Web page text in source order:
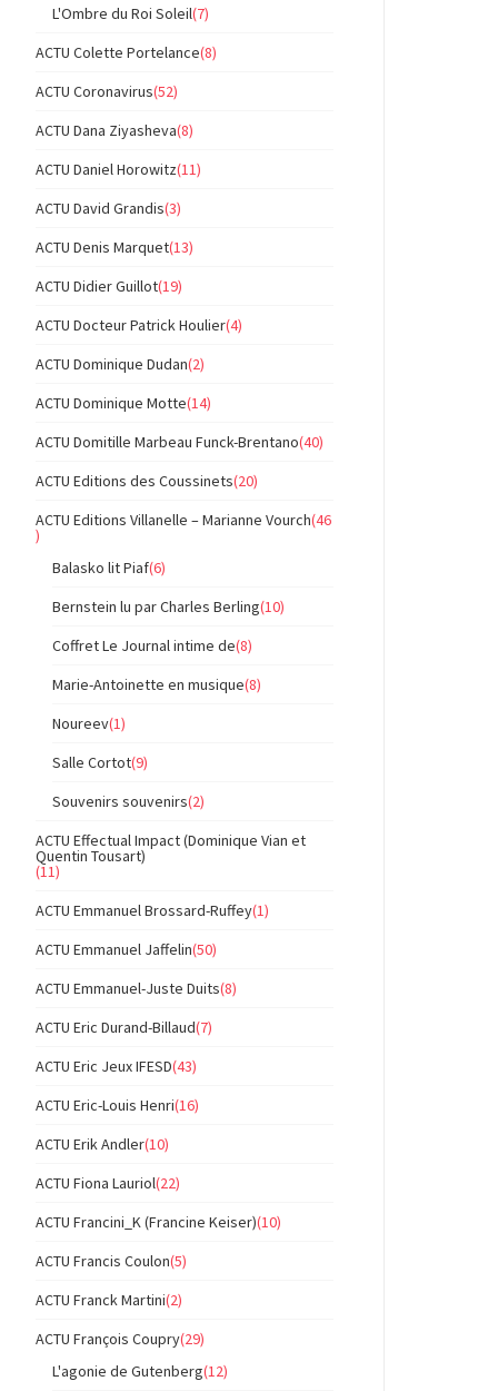
L'Ombre du Roi Soleil(7)
ACTU Colette Portelance(8)
ACTU Coronavirus(52)
ACTU Dana Ziyasheva(8)
ACTU Daniel Horowitz(11)
ACTU David Grandis(3)
ACTU Denis Marquet(13)
ACTU Didier Guillot(19)
ACTU Docteur Patrick Houlier(4)
ACTU Dominique Dudan(2)
ACTU Dominique Motte(14)
ACTU Domitille Marbeau Funck-Brentano(40)
ACTU Editions des Coussinets(20)
ACTU Editions Villanelle – Marianne Vourch(46
)
Balasko lit Piaf(6)
Bernstein lu par Charles Berling(10)
Coffret Le Journal intime de(8)
Marie-Antoinette en musique(8)
Noureev(1)
Salle Cortot(9)
Souvenirs souvenirs(2)
ACTU Effectual Impact (Dominique Vian et
Quentin Tousart)
(11)
ACTU Emmanuel Brossard-Ruffey(1)
ACTU Emmanuel Jaffelin(50)
ACTU Emmanuel-Juste Duits(8)
ACTU Eric Durand-Billaud(7)
ACTU Eric Jeux IFESD(43)
ACTU Eric-Louis Henri(16)
ACTU Erik Andler(10)
ACTU Fiona Lauriol(22)
ACTU Francini_K (Francine Keiser)(10)
ACTU Francis Coulon(5)
ACTU Franck Martini(2)
ACTU François Coupry(29)
L'agonie de Gutenberg(12)